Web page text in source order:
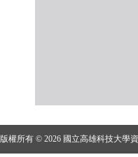
版權所有 © 2026 國立高雄科技大學